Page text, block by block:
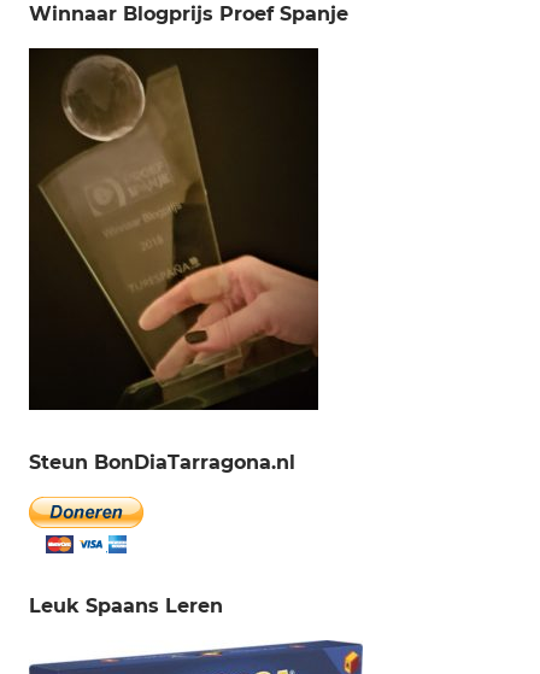
Winnaar Blogprijs Proef Spanje
Steun BonDiaTarragona.nl
Leuk Spaans Leren